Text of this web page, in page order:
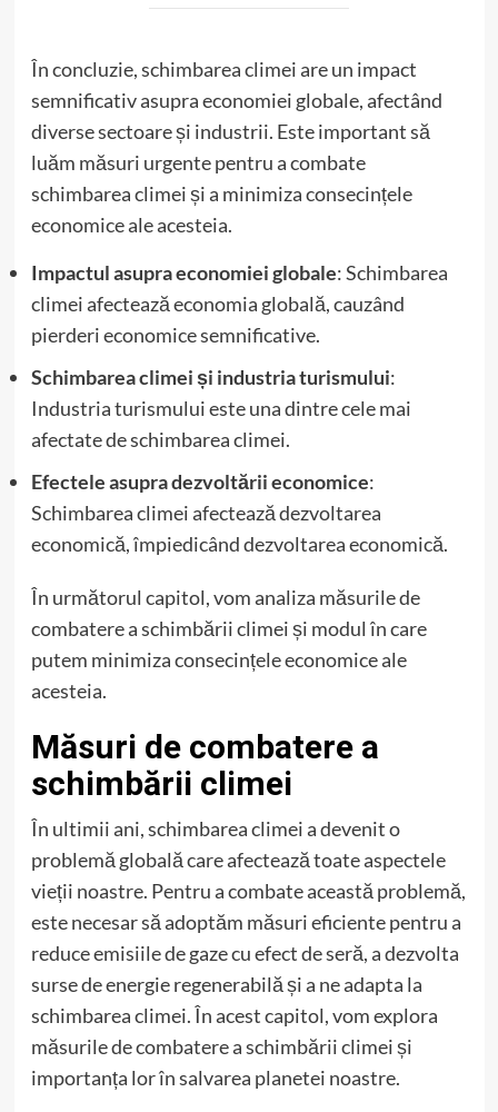
În concluzie, schimbarea climei are un impact
semnificativ asupra economiei globale, afectând
diverse sectoare și industrii. Este important să
luăm măsuri urgente pentru a combate
schimbarea climei și a minimiza consecințele
economice ale acesteia.
Impactul asupra economiei globale: Schimbarea
climei afectează economia globală, cauzând
pierderi economice semnificative.
Schimbarea climei și industria turismului:
Industria turismului este una dintre cele mai
afectate de schimbarea climei.
Efectele asupra dezvoltării economice:
Schimbarea climei afectează dezvoltarea
economică, împiedicând dezvoltarea economică.
În următorul capitol, vom analiza măsurile de
combatere a schimbării climei și modul în care
putem minimiza consecințele economice ale
acesteia.
Măsuri de combatere a
schimbării climei
În ultimii ani, schimbarea climei a devenit o
problemă globală care afectează toate aspectele
vieții noastre. Pentru a combate această problemă,
este necesar să adoptăm măsuri eficiente pentru a
reduce emisiile de gaze cu efect de seră, a dezvolta
surse de energie regenerabilă și a ne adapta la
schimbarea climei. În acest capitol, vom explora
măsurile de combatere a schimbării climei și
importanța lor în salvarea planetei noastre.